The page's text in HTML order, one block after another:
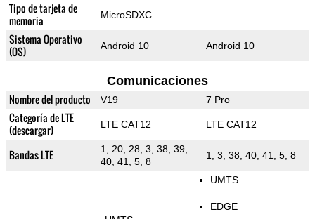
Tipo de tarjeta de
memoria
MicroSDXC
Sistema Operativo
(OS)
Android 10 Android 10
Comunicaciones
Nombre del producto V19 7 Pro
Categoría de LTE
(descargar)
LTE CAT12 LTE CAT12
Bandas LTE
1, 20, 28, 3, 38, 39,
40, 41, 5, 8
1, 3, 38, 40, 41, 5, 8
UMTS
EDGE